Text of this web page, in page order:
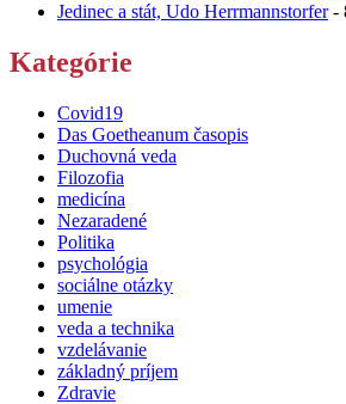
Jedinec a stát, Udo Herrmannstorfer-
Kategórie
Covid19
Das Goetheanum časopis
Duchovná veda
Filozofia
medicína
Nezaradené
Politika
psychológia
sociálne otázky
umenie
veda a technika
vzdelávanie
základný príjem
Zdravie